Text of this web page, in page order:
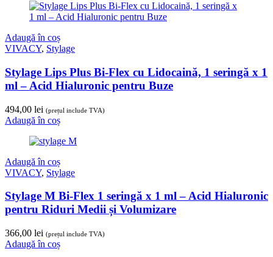
Adaugă în coș
VIVACY, Stylage
Stylage Lips Plus Bi-Flex cu Lidocaină, 1 seringă x 1
ml – Acid Hialuronic pentru Buze
494,00 lei (prețul include TVA)
Adaugă în coș
Adaugă în coș
VIVACY, Stylage
Stylage M Bi-Flex 1 seringă x 1 ml – Acid Hialuronic
pentru Riduri Medii și Volumizare
366,00 lei (prețul include TVA)
Adaugă în coș